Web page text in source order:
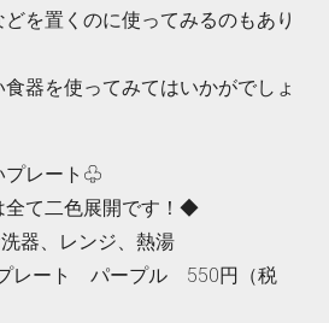
を置くのに使ってみるのもあり
器を使ってみてはいかがでしょ
プレート♧
て二色展開です！◆
器、レンジ、熱湯
レート パープル 550円（税